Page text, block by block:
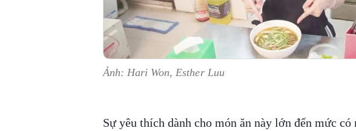
Ảnh: Hari Won, Esther Luu
Sự yêu thích dành cho món ăn này lớn đến mức có